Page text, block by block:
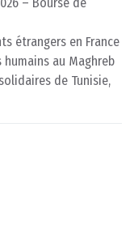
étrangers en France
au Maghreb
de Tunisie,